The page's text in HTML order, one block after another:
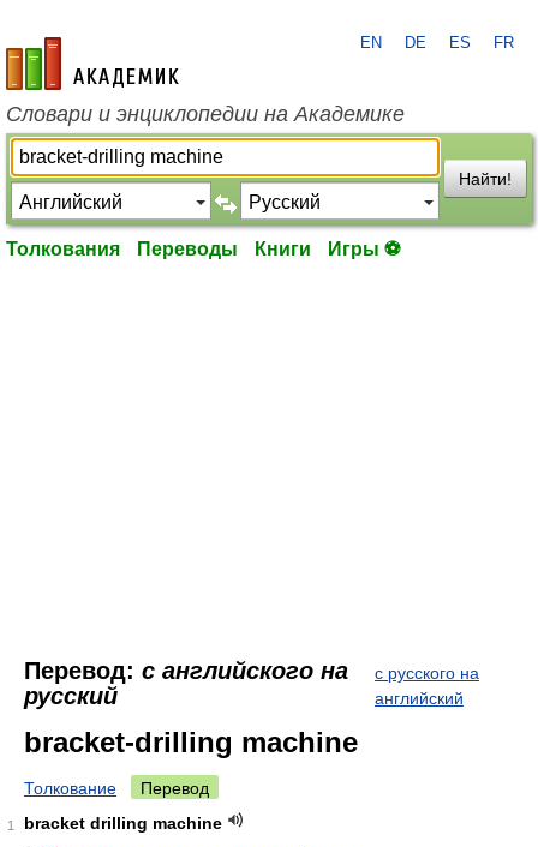
academic.ru
EN DE ES FR
Словари и энциклопедии на Академике
Найти!
Толкования Переводы Книги Игры ⚽
Перевод: с английского на
русский
с русского на
английский
bracket-drilling machine
Толкование Перевод
1
bracket drilling machine